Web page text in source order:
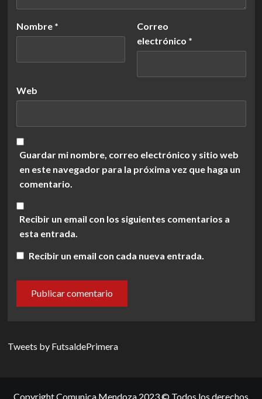
Nombre *
Correo
electrónico *
Web
Guardar mi nombre, correo electrónico y sitio web
en este navegador para la próxima vez que haga un
comentario.
Recibir un email con los siguientes comentarios a
esta entrada.
Recibir un email con cada nueva entrada.
Tweets by FutsaldePrimera
Copyright Comunica Mendoza 2023 © Todos los derechos